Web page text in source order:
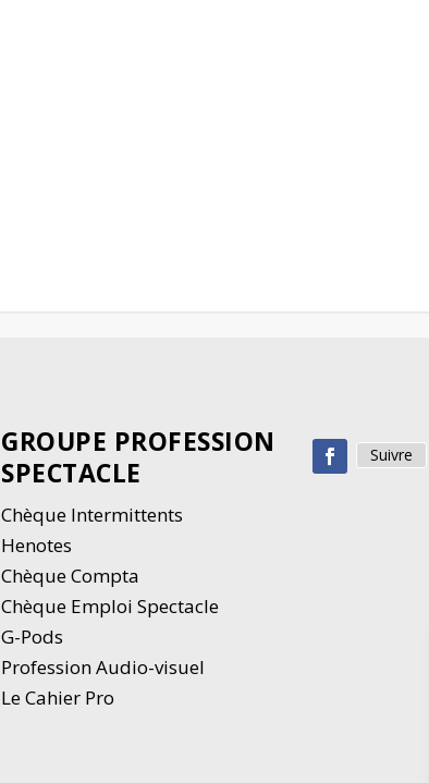
GROUPE PROFESSION
SPECTACLE
Chèque Intermittents
Henotes
Chèque Compta
Chèque Emploi Spectacle
G-Pods
Profession Audio-visuel
Le Cahier Pro
Suivre